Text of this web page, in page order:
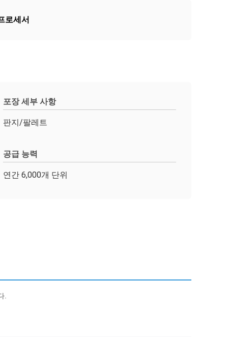
로세서
포장 세부 사항
판지/팔레트
공급 능력
연간 6,000개 단위
.